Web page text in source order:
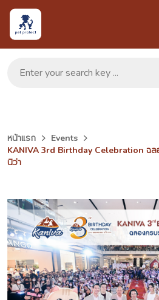
หน้าแรก
Events
KANIVA 3rd Birthday Celebration ฉล
นิว่า